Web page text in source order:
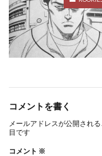
コメントを書く
メールアドレスが公開される
目です
コメント ※